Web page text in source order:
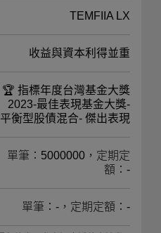
TEMFIIA LX
收益與資本利得並重
🏆 指標年度台灣基金大獎
2023-最佳表現基金大獎-
平衡型股債混合- 傑出表現
單筆：5000000，定期定
額：-
單筆：-，定期定額：-